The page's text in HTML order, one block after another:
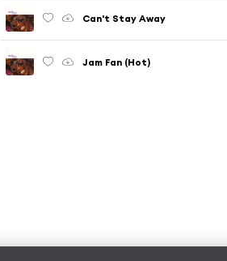
Can't Stay Away
Jam Fan (Hot)